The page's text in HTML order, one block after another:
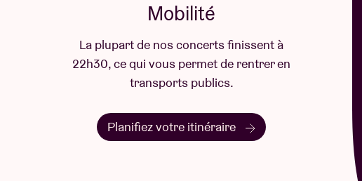
Mobilité
La plupart de nos concerts finissent à
22h30, ce qui vous permet de rentrer en
transports publics.
Planifiez votre itinéraire